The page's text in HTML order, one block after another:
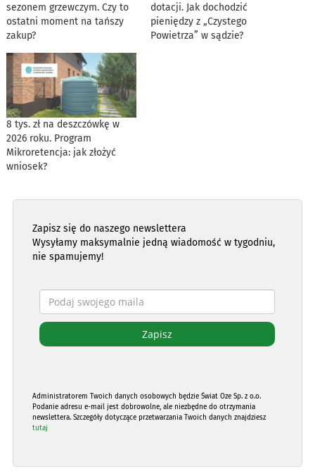
sezonem grzewczym. Czy to
ostatni moment na tańszy
zakup?
dotacji. Jak dochodzić
pieniędzy z „Czystego
Powietrza” w sądzie?
8 tys. zł na deszczówkę w
2026 roku. Program
Mikroretencja: jak złożyć
wniosek?
Zapisz się do naszego newslettera
Wysyłamy maksymalnie jedną wiadomość w tygodniu,
nie spamujemy!
Administratorem Twoich danych osobowych będzie Świat Oze Sp. z o.o.
Podanie adresu e-mail jest dobrowolne, ale niezbędne do otrzymania
newslettera. Szczegóły dotyczące przetwarzania Twoich danych znajdziesz
tutaj